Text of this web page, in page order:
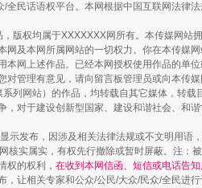
全民话语权平台。本网根据中国互联网法律
，版权均属于XXXXXXX网所有。本传媒网
网及本网所属网站的一切权力。你在本传媒
网上述作品。已经本网授权使用作品的单
管理有意见，请向留言板管理员或向本传媒
系列网站）的作品，均转载自其它媒体，转
，对于建设创新型国家、建设和谐社会、和
示发布，因涉及相关法律法规或不文明用
核实属实，有权先行撤除或暂时屏蔽。注：
权的权利， 在收到本网信函、短信或电话告
，让相关专家和公众/公民/大众/民众/全民进